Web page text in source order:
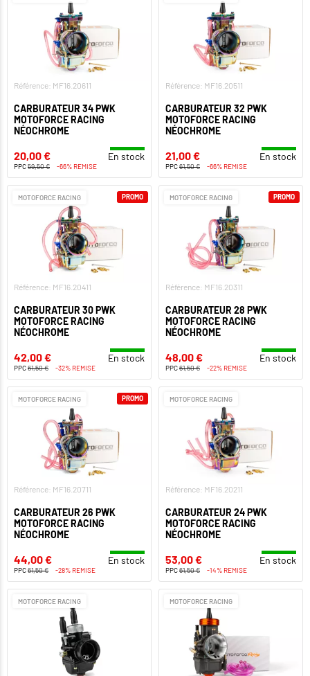
Référence: MF16.20611
CARBURATEUR 34 PWK
MOTOFORCE RACING
NÉOCHROME
20,00 € En stock
PPC59,50 € -66% REMISE
Référence: MF16.20511
CARBURATEUR 32 PWK
MOTOFORCE RACING
NÉOCHROME
21,00 € En stock
PPC61,50 € -66% REMISE
MOTOFORCE RACING
Référence: MF16.20411
CARBURATEUR 30 PWK
MOTOFORCE RACING
NÉOCHROME
42,00 € En stock
PPC61,50 € -32% REMISE
PROMO MOTOFORCE RACING
Référence: MF16.20311
CARBURATEUR 28 PWK
MOTOFORCE RACING
NÉOCHROME
48,00 € En stock
PPC61,50 € -22% REMISE
PROMO
MOTOFORCE RACING
Référence: MF16.20711
CARBURATEUR 26 PWK
MOTOFORCE RACING
NÉOCHROME
44,00 € En stock
PPC61,50 € -28% REMISE
PROMO MOTOFORCE RACING
Référence: MF16.20211
CARBURATEUR 24 PWK
MOTOFORCE RACING
NÉOCHROME
53,00 € En stock
PPC61,50 € -14% REMISE
MOTOFORCE RACING MOTOFORCE RACING